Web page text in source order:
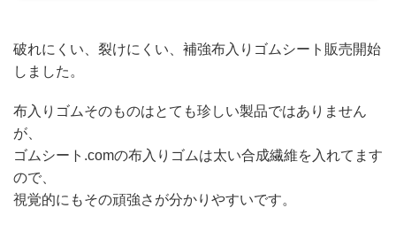
破れにくい、裂けにくい、補強布入りゴムシート販売開始
しました。
布入りゴムそのものはとても珍しい製品ではありません
が、
ゴムシート.comの布入りゴムは太い合成繊維を入れてます
ので、
視覚的にもその頑強さが分かりやすいです。